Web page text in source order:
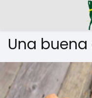
Una